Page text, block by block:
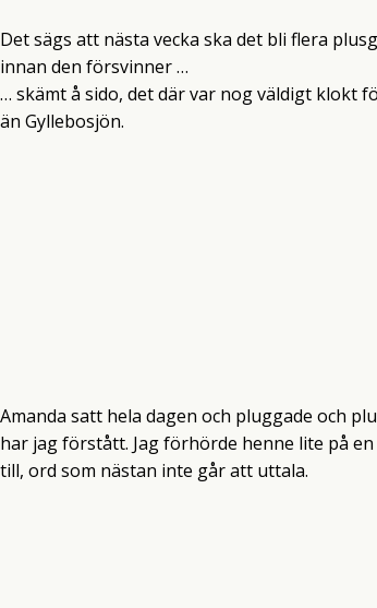
Det sägs att nästa vecka ska det bli flera
innan den försvinner …
… skämt å sido, det där var nog väldigt klokt
än Gyllebosjön.
Amanda satt hela dagen och pluggade och
har jag förstått. Jag förhörde henne lite på
till, ord som nästan inte går att uttala.